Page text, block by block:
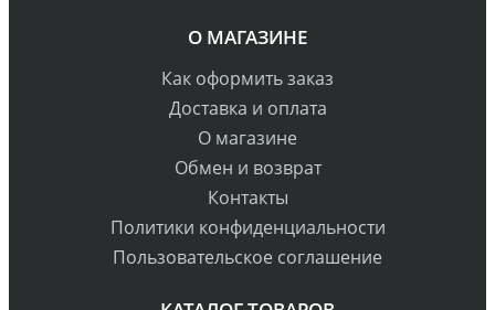
О МАГАЗИНЕ
Как оформить заказ
Доставка и оплата
О магазине
Обмен и возврат
Контакты
Политики конфиденциальности
Пользовательское соглашение